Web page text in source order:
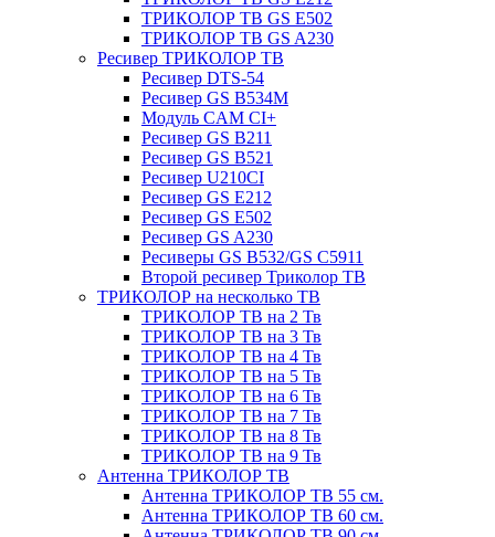
ТРИКОЛОР ТВ GS E502
ТРИКОЛОР ТВ GS A230
Ресивер ТРИКОЛОР ТВ
Ресивер DTS-54
Ресивер GS B534M
Модуль CAM CI+
Ресивер GS B211
Ресивер GS B521
Ресивер U210CI
Ресивер GS E212
Ресивер GS E502
Ресивер GS A230
Ресиверы GS B532/GS C5911
Второй ресивер Триколор ТВ
ТРИКОЛОР на несколько ТВ
ТРИКОЛОР ТВ на 2 Тв
ТРИКОЛОР ТВ на 3 Тв
ТРИКОЛОР ТВ на 4 Тв
ТРИКОЛОР ТВ на 5 Тв
ТРИКОЛОР ТВ на 6 Тв
ТРИКОЛОР ТВ на 7 Тв
ТРИКОЛОР ТВ на 8 Тв
ТРИКОЛОР ТВ на 9 Тв
Антенна ТРИКОЛОР ТВ
Антенна ТРИКОЛОР ТВ 55 см.
Антенна ТРИКОЛОР ТВ 60 см.